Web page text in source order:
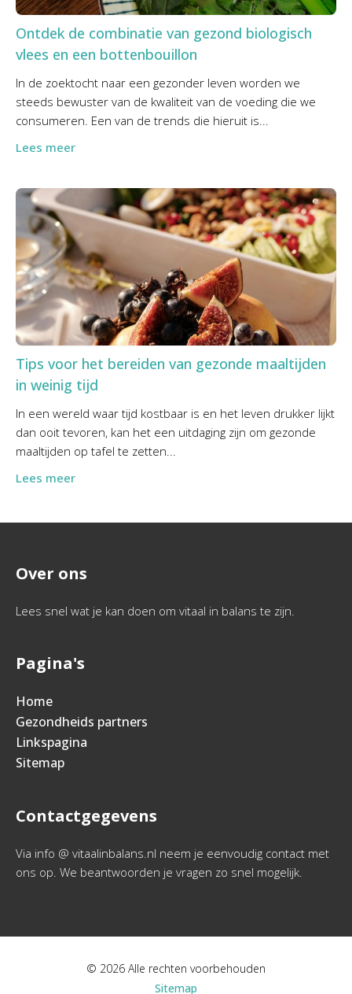
Ontdek de combinatie van gezond biologisch
vlees en een bottenbouillon
In de zoektocht naar een gezonder leven worden we
steeds bewuster van de kwaliteit van de voeding die we
consumeren. Een van de trends die hieruit is...
Lees meer
Tips voor het bereiden van gezonde maaltijden
in weinig tijd
In een wereld waar tijd kostbaar is en het leven drukker lijkt
dan ooit tevoren, kan het een uitdaging zijn om gezonde
maaltijden op tafel te zetten...
Lees meer
Over ons
Lees snel wat je kan doen om vitaal in balans te zijn.
Pagina's
Home
Gezondheids partners
Linkspagina
Sitemap
Contactgegevens
Via info @ vitaalinbalans.nl neem je eenvoudig contact met
ons op. We beantwoorden je vragen zo snel mogelijk.
© 2026 Alle rechten voorbehouden
Sitemap